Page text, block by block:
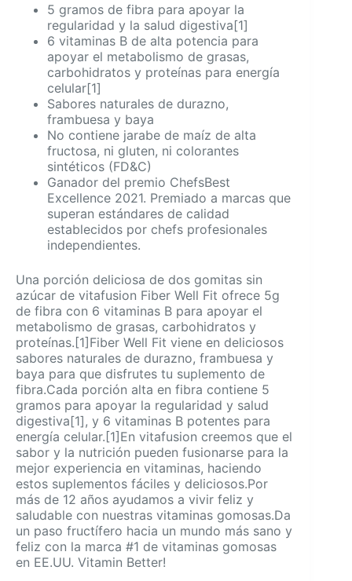
5 gramos de fibra para apoyar la
regularidad y la salud digestiva[1]
6 vitaminas B de alta potencia para
apoyar el metabolismo de grasas,
carbohidratos y proteínas para energía
celular[1]
Sabores naturales de durazno,
frambuesa y baya
No contiene jarabe de maíz de alta
fructosa, ni gluten, ni colorantes
sintéticos (FD&C)
Ganador del premio ChefsBest
Excellence 2021. Premiado a marcas que
superan estándares de calidad
establecidos por chefs profesionales
independientes.
Una porción deliciosa de dos gomitas sin
azúcar de vitafusion Fiber Well Fit ofrece 5g
de fibra con 6 vitaminas B para apoyar el
metabolismo de grasas, carbohidratos y
proteínas.[1]Fiber Well Fit viene en deliciosos
sabores naturales de durazno, frambuesa y
baya para que disfrutes tu suplemento de
fibra.Cada porción alta en fibra contiene 5
gramos para apoyar la regularidad y salud
digestiva[1], y 6 vitaminas B potentes para
energía celular.[1]En vitafusion creemos que el
sabor y la nutrición pueden fusionarse para la
mejor experiencia en vitaminas, haciendo
estos suplementos fáciles y deliciosos.Por
más de 12 años ayudamos a vivir feliz y
saludable con nuestras vitaminas gomosas.Da
un paso fructífero hacia un mundo más sano y
feliz con la marca #1 de vitaminas gomosas
en EE.UU. Vitamin Better!